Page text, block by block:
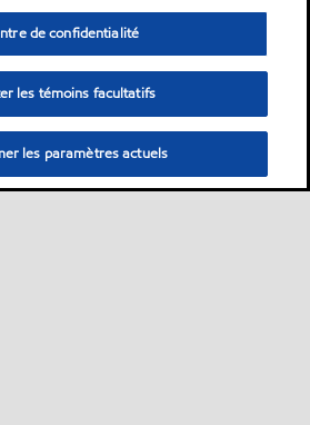
de confidentialité
les témoins facultatifs
les paramètres actuels